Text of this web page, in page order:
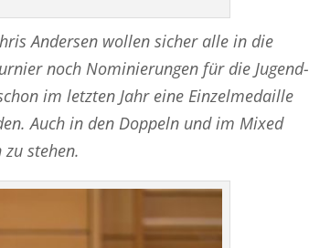
Andersen wollen sicher alle in die
noch Nominierungen für die Jugend-
im letzten Jahr eine Einzelmedaille
Auch in den Doppeln und im Mixed
stehen.